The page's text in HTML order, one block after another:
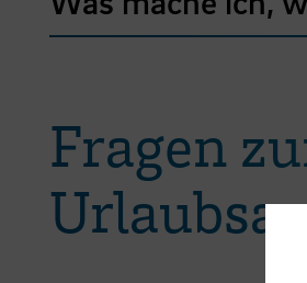
Fragen